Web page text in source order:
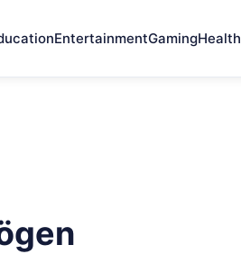
EntertainmentGamingHealth